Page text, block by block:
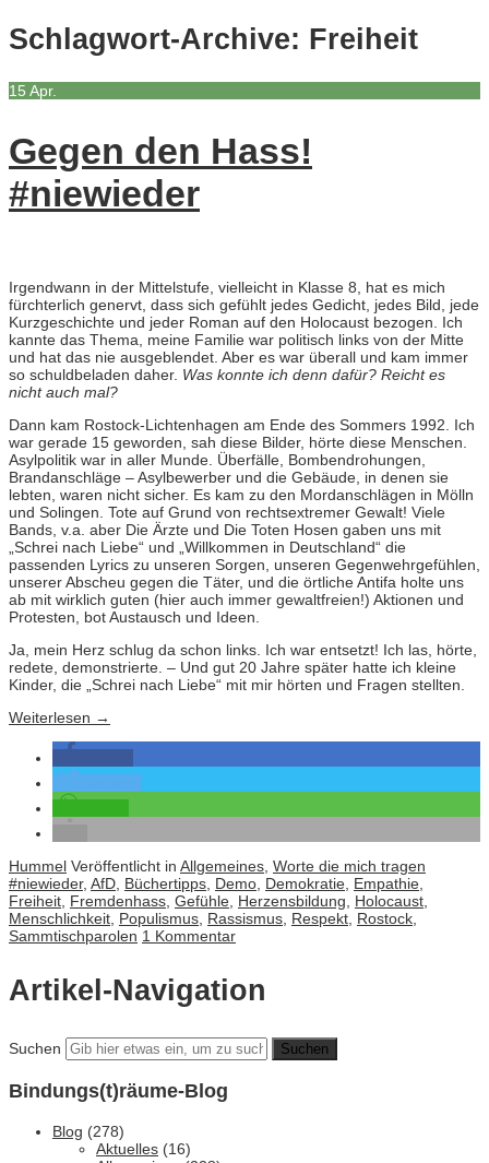
Schlagwort-Archive: Freiheit
15 Apr.
Gegen den Hass!
#niewieder
Irgendwann in der Mittelstufe, vielleicht in Klasse 8, hat es mich
fürchterlich genervt, dass sich gefühlt jedes Gedicht, jedes Bild, jede
Kurzgeschichte und jeder Roman auf den Holocaust bezogen. Ich
kannte das Thema, meine Familie war politisch links von der Mitte
und hat das nie ausgeblendet. Aber es war überall und kam immer
so schuldbeladen daher. Was konnte ich denn dafür? Reicht es
nicht auch mal?
Dann kam Rostock-Lichtenhagen am Ende des Sommers 1992. Ich
war gerade 15 geworden, sah diese Bilder, hörte diese Menschen.
Asylpolitik war in aller Munde. Überfälle, Bombendrohungen,
Brandanschläge – Asylbewerber und die Gebäude, in denen sie
lebten, waren nicht sicher. Es kam zu den Mordanschlägen in Mölln
und Solingen. Tote auf Grund von rechtsextremer Gewalt! Viele
Bands, v.a. aber Die Ärzte und Die Toten Hosen gaben uns mit
„Schrei nach Liebe“ und „Willkommen in Deutschland“ die
passenden Lyrics zu unseren Sorgen, unseren Gegenwehrgefühlen,
unserer Abscheu gegen die Täter, und die örtliche Antifa holte uns
ab mit wirklich guten (hier auch immer gewaltfreien!) Aktionen und
Protesten, bot Austausch und Ideen.
Ja, mein Herz schlug da schon links. Ich war entsetzt! Ich las, hörte,
redete, demonstrierte. – Und gut 20 Jahre später hatte ich kleine
Kinder, die „Schrei nach Liebe“ mit mir hörten und Fragen stellten.
Weiterlesen →
Hummel Veröffentlicht in Allgemeines, Worte die mich tragen
#niewieder, AfD, Büchertipps, Demo, Demokratie, Empathie,
Freiheit, Fremdenhass, Gefühle, Herzensbildung, Holocaust,
Menschlichkeit, Populismus, Rassismus, Respekt, Rostock,
Sammtischparolen 1 Kommentar
Artikel-Navigation
Suchen
Bindungs(t)räume-Blog
Blog (278)
Aktuelles (16)